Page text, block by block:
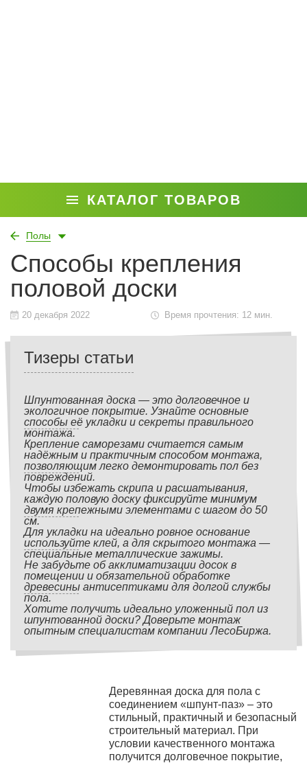
КАТАЛОГ ТОВАРОВ
Полы
Способы крепления
половой доски
20 декабря 2022 Время прочтения: 12 мин.
Тизеры статьи
Шпунтованная доска — это долговечное и
экологичное покрытие. Узнайте основные
способы её укладки и секреты правильного
монтажа.
Крепление саморезами считается самым
надёжным и практичным способом монтажа,
позволяющим легко демонтировать пол без
повреждений.
Чтобы избежать скрипа и расшатывания,
каждую половую доску фиксируйте минимум
двумя крепежными элементами с шагом до 50
см.
Для укладки на идеально ровное основание
используйте клей, а для скрытого монтажа —
специальные металлические зажимы.
Не забудьте об акклиматизации досок в
помещении и обязательной обработке
древесины антисептиками для долгой службы
пола.
Хотите получить идеально уложенный пол из
шпунтованной доски? Доверьте монтаж
опытным специалистам компании ЛесоБиржа.
Деревянная доска для пола с
соединением «шпунт-паз» – это
стильный, практичный и безопасный
строительный материал. При
условии качественного монтажа
получится долговечное покрытие,